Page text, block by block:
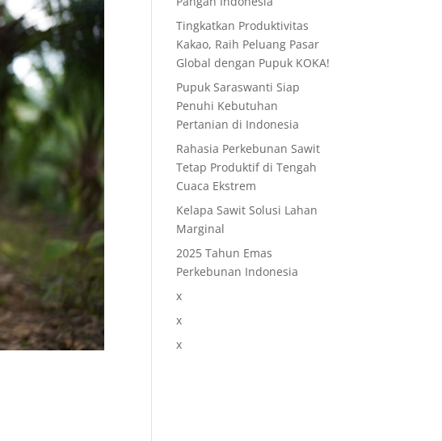
Tingkatkan Produktivitas
Kakao, Raih Peluang Pasar
Global dengan Pupuk KOKA!
Pupuk Saraswanti Siap
Penuhi Kebutuhan
Pertanian di Indonesia
Rahasia Perkebunan Sawit
Tetap Produktif di Tengah
Cuaca Ekstrem
Kelapa Sawit Solusi Lahan
Marginal
2025 Tahun Emas
Perkebunan Indonesia
x
x
x